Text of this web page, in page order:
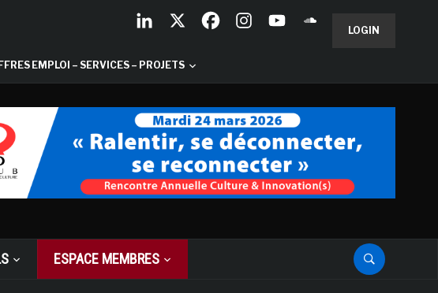
LOGIN
EMPLOI – SERVICES – PROJETS
ESPACE MEMBRES